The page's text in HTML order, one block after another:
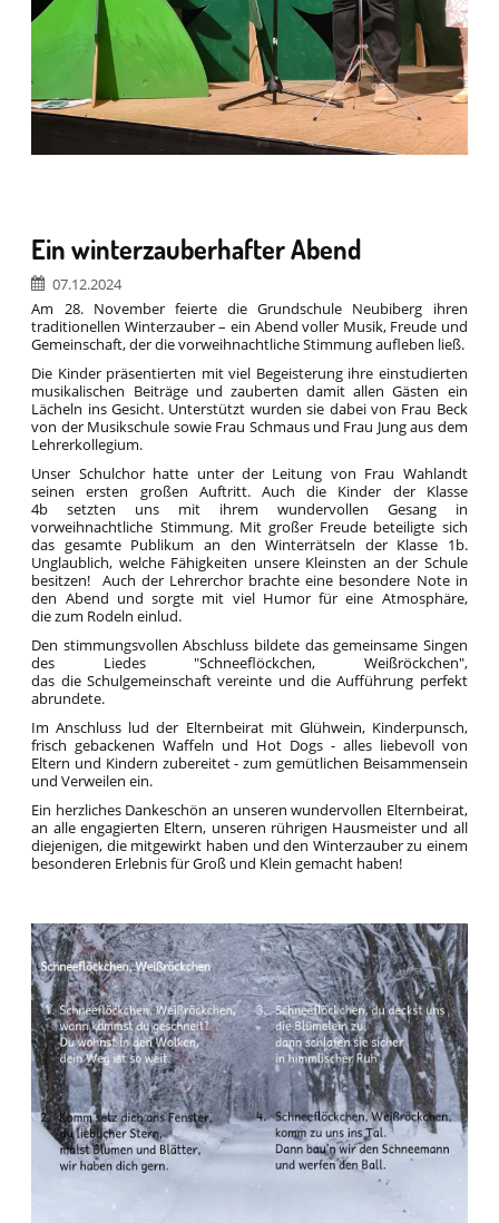
Ein winterzauberhafter Abend
07.12.2024
Am 28. November feierte die Grundschule Neubiberg ihren
traditionellen Winterzauber – ein Abend voller Musik, Freude und
Gemeinschaft, der die vorweihnachtliche Stimmung aufleben ließ.
Die Kinder präsentierten mit viel Begeisterung ihre einstudierten
musikalischen Beiträge und zauberten damit allen Gästen ein
Lächeln ins Gesicht. Unterstützt wurden sie dabei von Frau Beck
von der Musikschule sowie Frau Schmaus und Frau Jung aus dem
Lehrerkollegium.
Unser Schulchor hatte unter der Leitung von Frau Wahlandt
seinen ersten großen Auftritt. Auch die Kinder der Klasse
4b setzten uns mit ihrem wundervollen Gesang in
vorweihnachtliche Stimmung. Mit großer Freude beteiligte sich
das gesamte Publikum an den Winterrätseln der Klasse 1b.
Unglaublich, welche Fähigkeiten unsere Kleinsten an der Schule
besitzen! Auch der Lehrerchor brachte eine besondere Note in
den Abend und sorgte mit viel Humor für eine Atmosphäre,
die zum Rodeln einlud.
Den stimmungsvollen Abschluss bildete das gemeinsame Singen
des Liedes "Schneeflöckchen, Weißröckchen",
das die Schulgemeinschaft vereinte und die Aufführung perfekt
abrundete.
Im Anschluss lud der Elternbeirat mit Glühwein, Kinderpunsch,
frisch gebackenen Waffeln und Hot Dogs - alles liebevoll von
Eltern und Kindern zubereitet - zum gemütlichen Beisammensein
und Verweilen ein.
Ein herzliches Dankeschön an unseren wundervollen Elternbeirat,
an alle engagierten Eltern, unseren rührigen Hausmeister und all
diejenigen, die mitgewirkt haben und den Winterzauber zu einem
besonderen Erlebnis für Groß und Klein gemacht haben!